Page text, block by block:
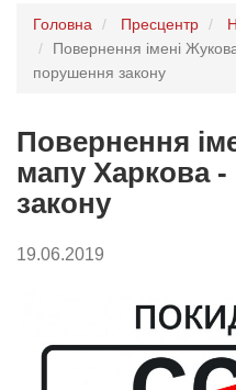
Головна Пресцентр
Повернення імені
порушення закону
Повернення
мапу Харкова
закону
19.06.2019